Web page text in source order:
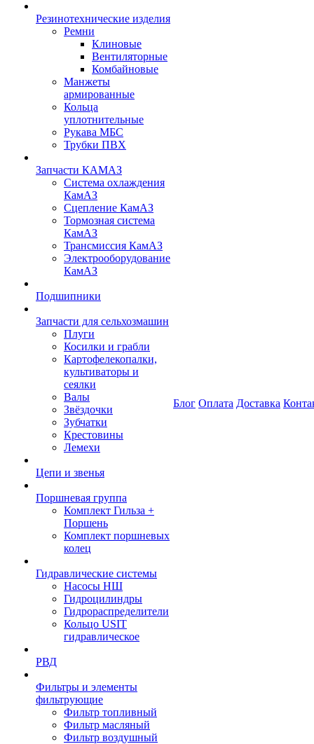
Резинотехнические изделия
Ремни
Клиновые
Вентиляторные
Комбайновые
Манжеты
армированные
Кольца
уплотнительные
Рукава МБС
Трубки ПВХ
Запчасти КАМАЗ
Система охлаждения
КамАЗ
Сцепление КамАЗ
Тормозная система
КамАЗ
Трансмиссия КамАЗ
Электрооборудование
КамАЗ
Подшипники
Запчасти для сельхозмашин
Плуги
Косилки и грабли
Картофелекопалки,
культиваторы и
сеялки
Валы
Звёздочки
Зубчатки
Крестовины
Лемехи
Цепи и звенья
Поршневая группа
Комплект Гильза +
Поршень
Комплект поршневых
колец
Гидравлические системы
Насосы НШ
Гидроцилиндры
Гидрораспределители
Кольцо USIT
гидравлическое
РВД
Фильтры и элементы
фильтрующие
Фильтр топливный
Фильтр масляный
Фильтр воздушный
Блог Оплата Доставка